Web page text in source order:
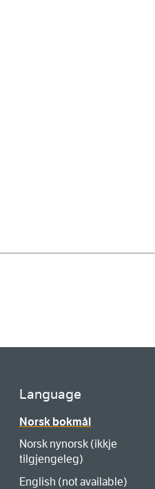
Language
Norsk bokmål
Norsk nynorsk (ikkje
tilgjengeleg)
English (not available)